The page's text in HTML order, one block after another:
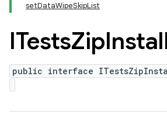
setDataWipeSkipList
ITestsZip
public interface